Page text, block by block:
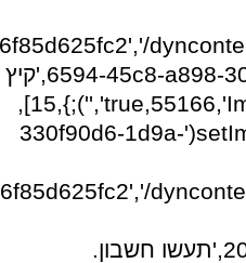
6594-45c8-a898-30f9c137bc61.jpg',19507,'קיץ
בירושלים!',300,100,true,55166,'Image','');},15],
[function() {setImageBanner('330f90d6-1d9a-
2006d0a6590c.gif',19733,'תעשו חשבון.